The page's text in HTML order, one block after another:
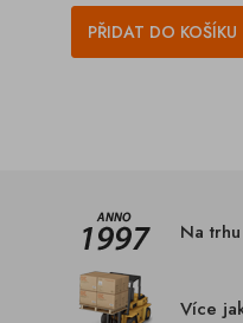
PŘIDAT DO KOŠÍKU
Na
Více